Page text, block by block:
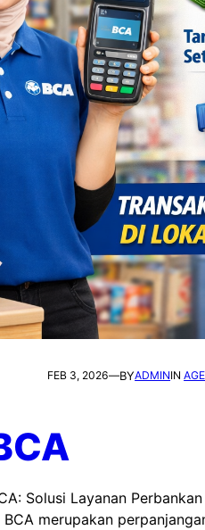
FEB 3, 2026—BYADMININ
Solusi Layanan
merupakan